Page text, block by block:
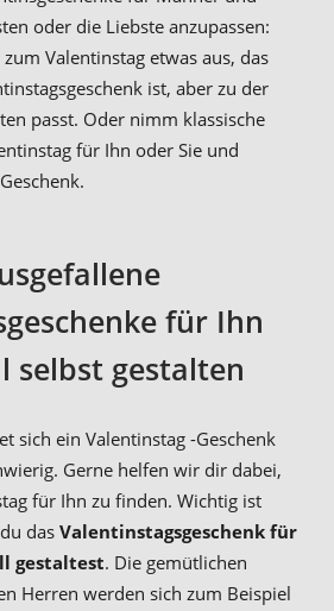
oder die Liebste anzupassen:
Valentinstag etwas aus, das
ist, aber zu der
passt. Oder nimm klassische
für Ihn oder Sie und
für Ihn
selbst gestalten
sich ein Valentinstag -Geschenk
Gerne helfen wir dir dabei,
für Ihn zu finden. Wichtig ist
das Valentinstagsgeschenk für
gestaltest. Die gemütlichen
Herren werden sich zum Beispiel